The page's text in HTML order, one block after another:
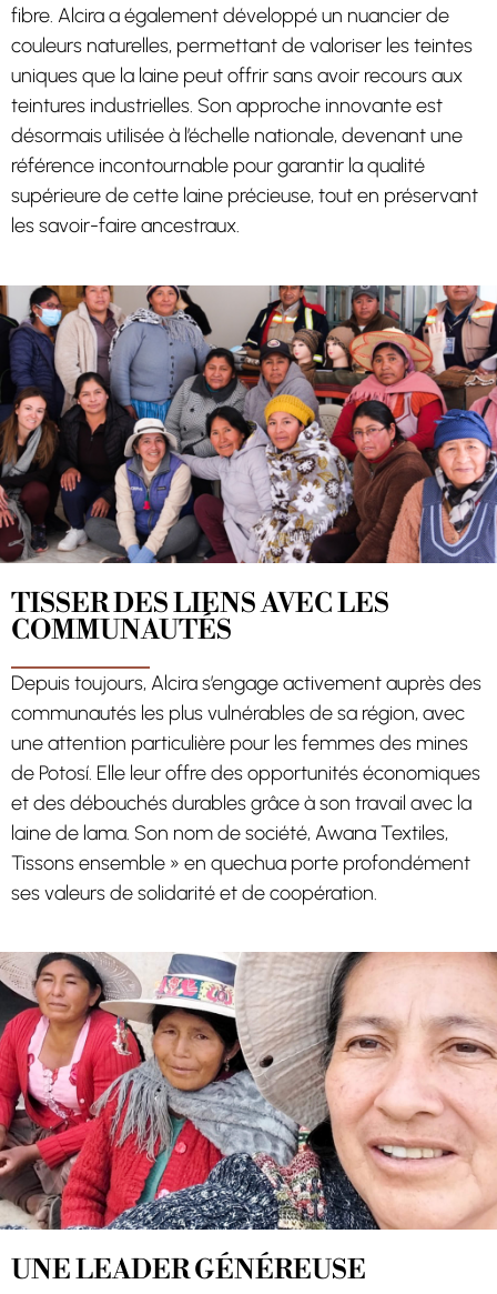
fibre. Alcira a également développé un nuancier de
couleurs naturelles, permettant de valoriser les teintes
uniques que la laine peut offrir sans avoir recours aux
teintures industrielles. Son approche innovante est
désormais utilisée à l’échelle nationale, devenant une
référence incontournable pour garantir la qualité
supérieure de cette laine précieuse, tout en préservant
les savoir-faire ancestraux.
TISSER DES LIENS AVEC LES
COMMUNAUTÉS
Depuis toujours, Alcira s’engage activement auprès des
communautés les plus vulnérables de sa région, avec
une attention particulière pour les femmes des mines
de Potosí. Elle leur offre des opportunités économiques
et des débouchés durables grâce à son travail avec la
laine de lama. Son nom de société, Awana Textiles,
Tissons ensemble » en quechua porte profondément
ses valeurs de solidarité et de coopération.
UNE LEADER GÉNÉREUSE